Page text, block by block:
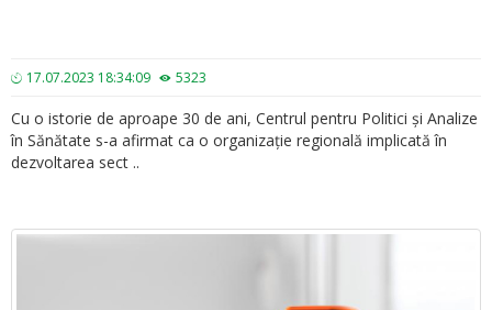
17.07.2023 18:34:09 5323
Cu o istorie de aproape 30 de ani, Centrul pentru Politici și Analize
în Sănătate s-a afirmat ca o organizație regională implicată în
dezvoltarea sect ..